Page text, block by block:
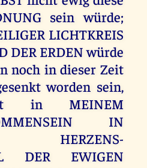
sein würde;
LICHTKREIS
DER ERDEN würde
noch in dieser Zeit
worden sein,
in MEINEM
IN
HERZENS-
DER EWIGEN